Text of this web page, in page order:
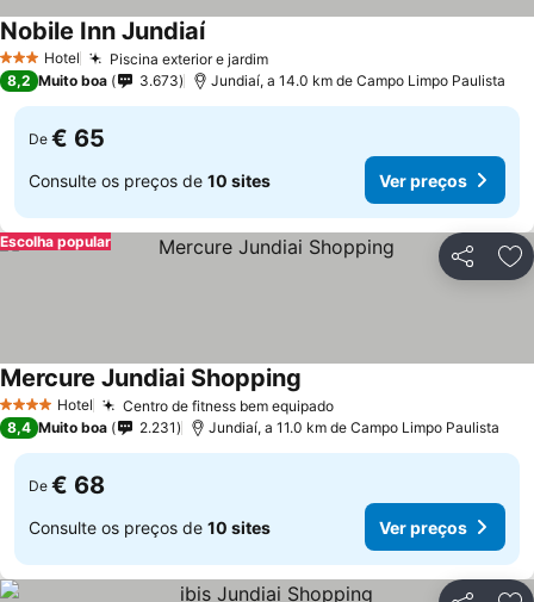
3 EstrelasHotel Piscina exterior e jardim
Nobile Inn Jundiaí
8,2 Muito boa 3.673 Jundiaí, a 14.0 km de Campo Limpo Paulista
De € 65
Consulte os preços de 10 sites Ver preços
Partilhar
Escolha popular
4 EstrelasHotel Centro de fitness bem equipado
Mercure Jundiai Shopping
8,4 Muito boa 2.231 Jundiaí, a 11.0 km de Campo Limpo Paulista
De € 68
Consulte os preços de 10 sites Ver preços